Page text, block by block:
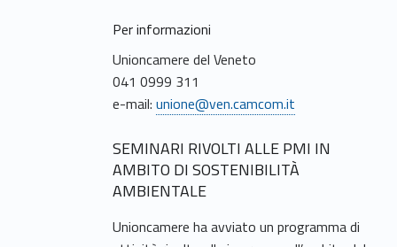
Per informazioni
Unioncamere del Veneto
041 0999 311
e-mail: unione@ven.camcom.it
SEMINARI RIVOLTI ALLE PMI IN
AMBITO DI SOSTENIBILITÀ
AMBIENTALE
Unioncamere ha avviato un programma di